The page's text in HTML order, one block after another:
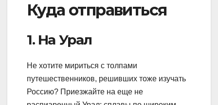
Куда отправиться
1. На Урал
Не хотите мириться с толпами
путешественников, решивших тоже изучать
Россию? Приезжайте на еще не